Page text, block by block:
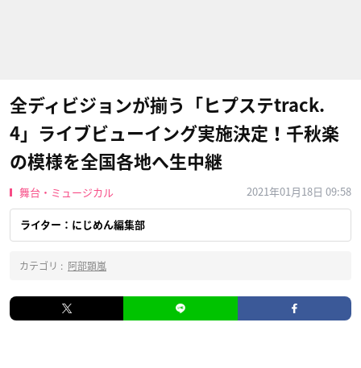
全ディビジョンが揃う「ヒプステtrack.
4」ライブビューイング実施決定！千秋楽
の模様を全国各地へ生中継
舞台・ミュージカル 2021年01月18日 09:58
ライター：にじめん編集部
カテゴリ : 阿部顕嵐